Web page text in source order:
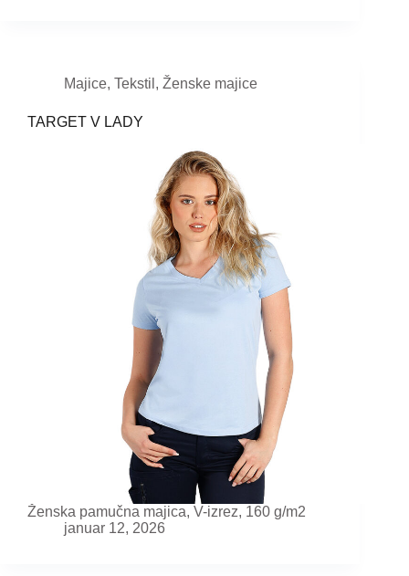
Majice, Tekstil , Ženske majice
TARGET V LADY
Ženska pamučna majica, V-izrez, 160 g/m2
januar 12, 2026